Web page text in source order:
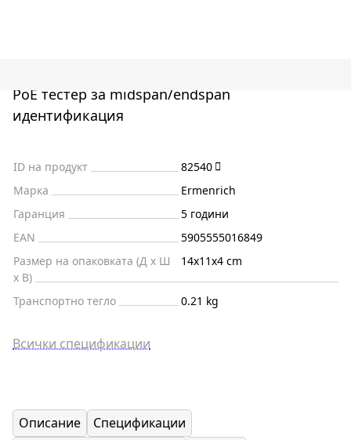
PoE тестер за midspan/endspan
идентификация
ID на продукт
82540
Марка
Ermenrich
Гаранция
5 години
EAN
5905555016849
Размер на опаковката (Д x Ш
x В)
14x11x4 cm
Транспортно тегло 0.21 kg
Всички спецификации
Описание
Спецификации